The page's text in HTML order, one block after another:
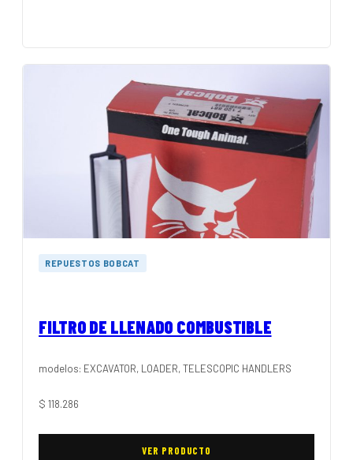
REPUESTOS BOBCAT
FILTRO DE LLENADO COMBUSTIBLE
modelos: EXCAVATOR, LOADER, TELESCOPIC HANDLERS
$ 118.286
VER PRODUCTO